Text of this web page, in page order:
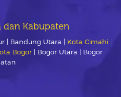
dan Kabupaten
| Bandung Utara | Kota Cimahi
Bogor | Bogor Utara | Bogor